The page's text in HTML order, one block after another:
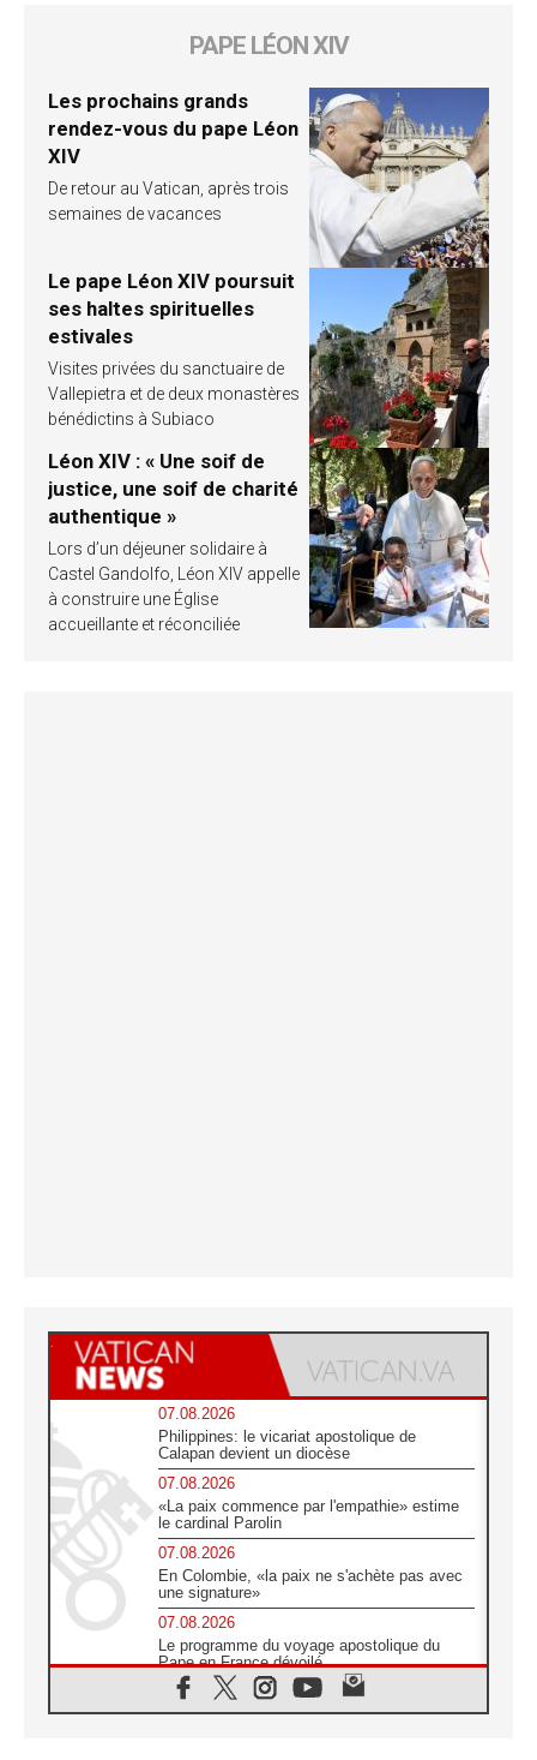
PAPE LÉON XIV
Les prochains grands
rendez-vous du pape Léon
XIV
De retour au Vatican, après trois
semaines de vacances
Le pape Léon XIV poursuit
ses haltes spirituelles
estivales
Visites privées du sanctuaire de
Vallepietra et de deux monastères
bénédictins à Subiaco
Léon XIV : « Une soif de
justice, une soif de charité
authentique »
Lors d’un déjeuner solidaire à
Castel Gandolfo, Léon XIV appelle
à construire une Église
accueillante et réconciliée
07.08.2026
Philippines: le vicariat apostolique de
Calapan devient un diocèse
07.08.2026
«La paix commence par l'empathie» estime
le cardinal Parolin
07.08.2026
En Colombie, «la paix ne s'achète pas avec
une signature»
07.08.2026
Le programme du voyage apostolique du
Pape en France dévoilé
07.08.2026
1ère Conférence continentale sur l'éducation